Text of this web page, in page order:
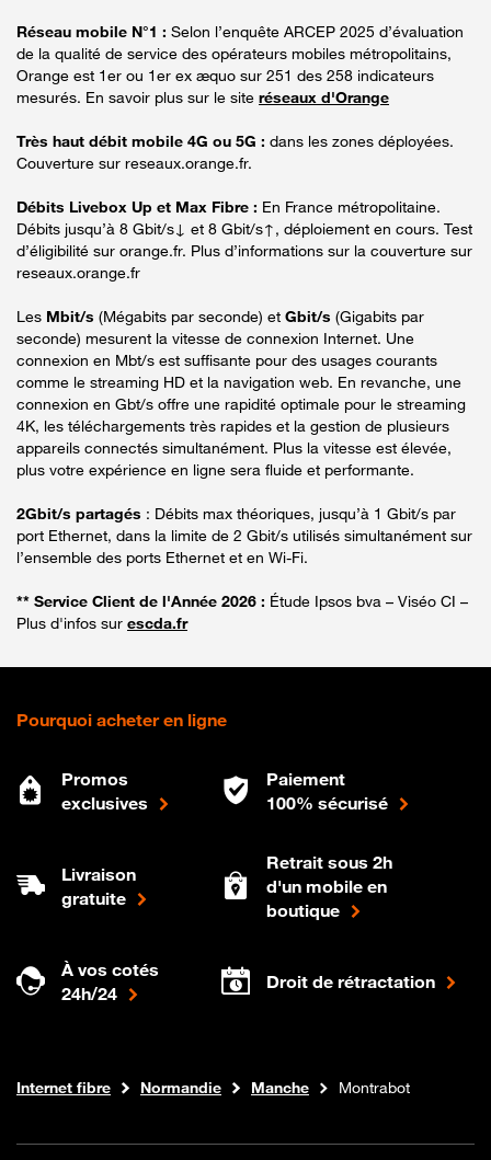
Réseau mobile N°1 : Selon l’enquête ARCEP 2025 d’évaluation
de la qualité de service des opérateurs mobiles métropolitains,
Orange est 1er ou 1er ex æquo sur 251 des 258 indicateurs
mesurés. En savoir plus sur le site réseaux d'Orange
Très haut débit mobile 4G ou 5G : dans les zones déployées.
Couverture sur reseaux.orange.fr.
Débits Livebox Up et Max Fibre : En France métropolitaine.
Débits jusqu’à 8 Gbit/s↓ et 8 Gbit/s↑, déploiement en cours. Test
d’éligibilité sur orange.fr. Plus d’informations sur la couverture sur
reseaux.orange.fr
Les Mbit/s (Mégabits par seconde) et Gbit/s (Gigabits par
seconde) mesurent la vitesse de connexion Internet. Une
connexion en Mbt/s est suffisante pour des usages courants
comme le streaming HD et la navigation web. En revanche, une
connexion en Gbt/s offre une rapidité optimale pour le streaming
4K, les téléchargements très rapides et la gestion de plusieurs
appareils connectés simultanément. Plus la vitesse est élevée,
plus votre expérience en ligne sera fluide et performante.
2Gbit/s partagés : Débits max théoriques, jusqu’à 1 Gbit/s par
port Ethernet, dans la limite de 2 Gbit/s utilisés simultanément sur
l’ensemble des ports Ethernet et en Wi-Fi.
** Service Client de l'Année 2026 : Étude Ipsos bva – Viséo CI –
Plus d'infos sur escda.fr
Pourquoi acheter en ligne
Promos
exclusives
Paiement
100% sécurisé
Livraison
gratuite
Retrait sous 2h
d'un mobile en
boutique
À vos cotés
24h/24
Droit de rétractation
Boutique Orange
Internet fibre Normandie Manche Montrabot